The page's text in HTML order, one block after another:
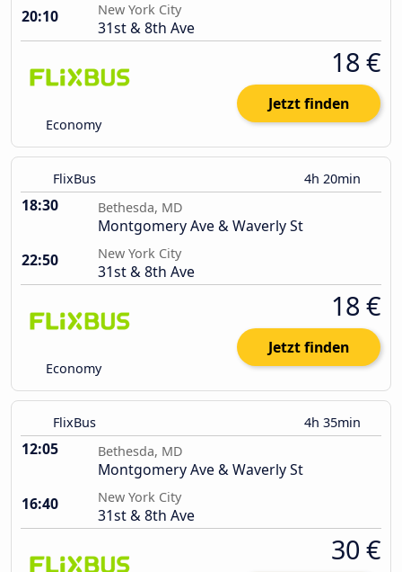
20:10
New York City
31st & 8th Ave
Economy
18 €
Jetzt finden
FlixBus 4h 20min
18:30 Bethesda, MD
Montgomery Ave & Waverly St
22:50
New York City
31st & 8th Ave
Economy
18 €
Jetzt finden
FlixBus 4h 35min
12:05 Bethesda, MD
Montgomery Ave & Waverly St
16:40
New York City
31st & 8th Ave
30 €